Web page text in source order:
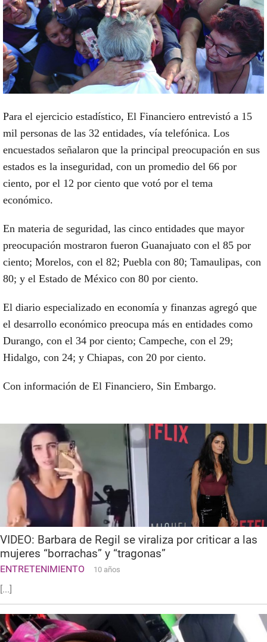
Para el ejercicio estadístico, El Financiero entrevistó a 15
mil personas de las 32 entidades, vía telefónica. Los
encuestados señalaron que la principal preocupación en sus
estados es la inseguridad, con un promedio del 66 por
ciento, por el 12 por ciento que votó por el tema
económico.
En materia de seguridad, las cinco entidades que mayor
preocupación mostraron fueron Guanajuato con el 85 por
ciento; Morelos, con el 82; Puebla con 80; Tamaulipas, con
80; y el Estado de México con 80 por ciento.
El diario especializado en economía y finanzas agregó que
el desarrollo económico preocupa más en entidades como
Durango, con el 34 por ciento; Campeche, con el 29;
Hidalgo, con 24; y Chiapas, con 20 por ciento.
Con información de El Financiero, Sin Embargo.
VIDEO: Barbara de Regil se viraliza por criticar a las
mujeres “borrachas” y “tragonas”
ENTRETENIMIENTO 10 años
[...]